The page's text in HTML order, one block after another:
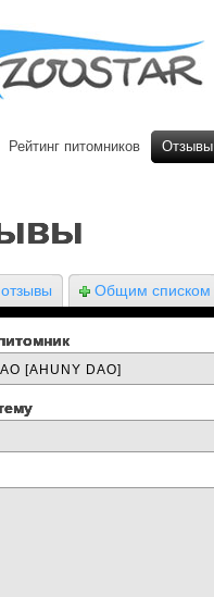
Рейтинг питомников Отзывы
Общим списком